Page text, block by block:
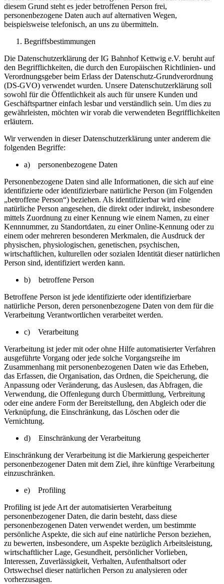
diesem Grund steht es jeder betroffenen Person frei,
personenbezogene Daten auch auf alternativen Wegen,
beispielsweise telefonisch, an uns zu übermitteln.
Begriffsbestimmungen
Die Datenschutzerklärung der IG Bahnhof Kettwig e.V. beruht auf
den Begrifflichkeiten, die durch den Europäischen Richtlinien- und
Verordnungsgeber beim Erlass der Datenschutz-Grundverordnung
(DS-GVO) verwendet wurden. Unsere Datenschutzerklärung soll
sowohl für die Öffentlichkeit als auch für unsere Kunden und
Geschäftspartner einfach lesbar und verständlich sein. Um dies zu
gewährleisten, möchten wir vorab die verwendeten Begrifflichkeiten
erläutern.
Wir verwenden in dieser Datenschutzerklärung unter anderem die
folgenden Begriffe:
a) personenbezogene Daten
Personenbezogene Daten sind alle Informationen, die sich auf eine
identifizierte oder identifizierbare natürliche Person (im Folgenden
„betroffene Person“) beziehen. Als identifizierbar wird eine
natürliche Person angesehen, die direkt oder indirekt, insbesondere
mittels Zuordnung zu einer Kennung wie einem Namen, zu einer
Kennnummer, zu Standortdaten, zu einer Online-Kennung oder zu
einem oder mehreren besonderen Merkmalen, die Ausdruck der
physischen, physiologischen, genetischen, psychischen,
wirtschaftlichen, kulturellen oder sozialen Identität dieser natürlichen
Person sind, identifiziert werden kann.
b) betroffene Person
Betroffene Person ist jede identifizierte oder identifizierbare
natürliche Person, deren personenbezogene Daten von dem für die
Verarbeitung Verantwortlichen verarbeitet werden.
c) Verarbeitung
Verarbeitung ist jeder mit oder ohne Hilfe automatisierter Verfahren
ausgeführte Vorgang oder jede solche Vorgangsreihe im
Zusammenhang mit personenbezogenen Daten wie das Erheben,
das Erfassen, die Organisation, das Ordnen, die Speicherung, die
Anpassung oder Veränderung, das Auslesen, das Abfragen, die
Verwendung, die Offenlegung durch Übermittlung, Verbreitung
oder eine andere Form der Bereitstellung, den Abgleich oder die
Verknüpfung, die Einschränkung, das Löschen oder die
Vernichtung.
d) Einschränkung der Verarbeitung
Einschränkung der Verarbeitung ist die Markierung gespeicherter
personenbezogener Daten mit dem Ziel, ihre künftige Verarbeitung
einzuschränken.
e) Profiling
Profiling ist jede Art der automatisierten Verarbeitung
personenbezogener Daten, die darin besteht, dass diese
personenbezogenen Daten verwendet werden, um bestimmte
persönliche Aspekte, die sich auf eine natürliche Person beziehen,
zu bewerten, insbesondere, um Aspekte bezüglich Arbeitsleistung,
wirtschaftlicher Lage, Gesundheit, persönlicher Vorlieben,
Interessen, Zuverlässigkeit, Verhalten, Aufenthaltsort oder
Ortswechsel dieser natürlichen Person zu analysieren oder
vorherzusagen.